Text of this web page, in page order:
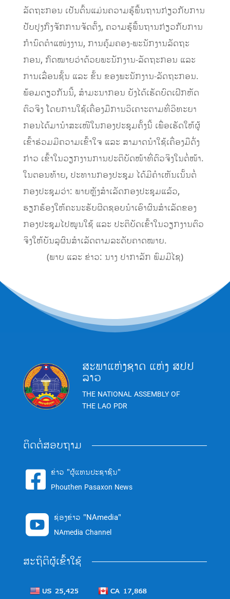
ລັດຖະກອນ ເປັນຕົ້ນແມ່ນຄວາມຮູ້ພື້ນຖານກ່ຽວກັບການ
ປັບປຸງກົງຈັກການຈັດຕັ້ງ, ຄວາມຮູ້ພື້ນຖານກ່ຽວກັບການ
ກໍານົດຕໍາແໜ່ງງານ, ການຄຸ້ມຄອງ-ພະນັກງານລັດຖະ
ກອນ, ກົດໝາຍວ່າດ້ວຍພະນັກງານ-ລັດຖະກອນ ແລະ
ການເລື່ອນຊັ້ນ ແລະ ຂັ້ນ ຂອງພະນັກງານ-ລັດຖະກອນ.
ພ້ອມດຽວກັນນີ້, ສຳມະນາກອນ ຍັງໄດ້ເຮັດບົດເຝິກຫັດ
ຕົວຈິງ ໂດຍການໃຊ້ເຄື່ອງມືການວິເຄາະຕາມທີ່ວິທະຍາ
ກອນໄດ້ມານຳສະເໜີໃນກອງປະຊຸມຄັ້ງນີ້ ເພື່ອເຮັດໃຫ້ຜູ້
ເຂົ້າຮ່ວມມີຄວາມເຂົ້າໃຈ ແລະ ສາມາດນຳໃຊ້ເຄື່ອງມືດັ່ງ
ກ່າວ ເຂົ້າໃນວຽກງານການປະຕິບັດໜ້າທີ່ຕົວຈິງໃນຕໍ່ໜ້າ.
ໃນຕອນທ້າຍ, ປະທານກອງປະຊຸມ ໄດ້ມີຄໍາເຫັນເນັ້ນຕໍ່
ກອງປະຊຸມວ່າ: ພາຍຫຼັງສຳເລັດກອງປະຊຸມແລ້ວ,
ຮຽກຮ້ອງໃຫ້ຄະນະຮັບຜິດຊອບນຳເອົາຜົນສຳເລັດຂອງ
ກອງປະຊຸມໄປໝູນໃຊ້ ແລະ ປະຕິບັດເຂົ້າໃນວຽກງານຕົວ
ຈິງໃຫ້ບັນລຸຜົນສຳເລັດຕາມລະດັບຄາດໝາຍ.
(ພາບ ແລະ ຂ່າວ: ນາງ ປາກາລັກ ພົມມີໄຊ)
ສະພາແຫ່ງຊາດ ແຫ່ງ ສປປ
ລາວ
THE NATIONAL ASSEMBLY OF
THE LAO PDR
ຕິດຕໍ່ສອບຖາມ
 ຂ່າວ "ຜູ້ແທນປະຊາຊົນ"
Phouthen Pasaxon News
 ຊ່ອງຂ່າວ "NAmedia"
NAmedia Channel
ສະຖິຕິຜູ້ເຂົ້າໃຊ້